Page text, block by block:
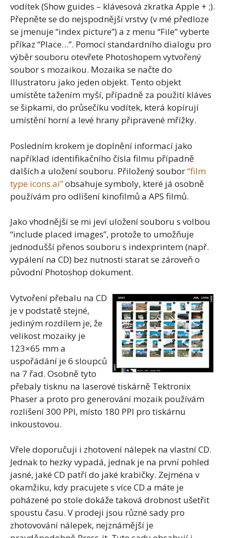
vodítek (Show guides – klávesová zkratka Apple + ;).
Přepněte se do nejspodnější vrstvy (v mé předloze
se jmenuje “index picture”) a z menu “File” vyberte
příkaz “Place…”. Pomocí standardního dialogu pro
výběr souboru otevřete Photoshopem vytvořený
soubor s mozaikou. Mozaika se načte do
Illustratoru jako jeden objekt. Tento objekt
umístěte tažením myší, případně za použití kláves
se šipkami, do průsečíku vodítek, která kopírují
umístění horní a levé hrany připravené mřížky.
Posledním krokem je doplnění informací jako
například identifikačního čísla filmu případně
dalších a uložení souboru. Přiložený soubor“film
type icons.ai”obsahuje symboly, které já osobně
používám pro odlišení kinofilmů a APS filmů.
Jako vhodnější se mi jeví uložení souboru s volbou
“include placed images”, protože to umožňuje
jednodušší přenos souboru s indexprintem (např.
vypálení na CD) bez nutnosti starat se zároveň o
původní Photoshop dokument.
Vytvoření přebalu na CD
je v podstatě stejné,
jediným rozdílem je, že
velikost mozaiky je
123×65 mm a
uspořádání je 6 sloupců
na 7 řad. Osobně tyto
přebaly tisknu na laserové tiskárně Tektronix
Phaser a proto pro generování mozaik používám
rozlišení 300 PPI, místo 180 PPI pro tiskárnu
inkoustovou.
Vřele doporučuji i zhotovení nálepek na vlastní CD.
Jednak to hezky vypadá, jednak je na první pohled
jasné, jaké CD patří do jaké krabičky. Zejména v
okamžiku, kdy pracujete s více CD a máte je
poházené po stole dokáže taková drobnost ušetřit
spoustu času. V prodeji jsou různé sady pro
zhotovování nálepek, nejznámější je